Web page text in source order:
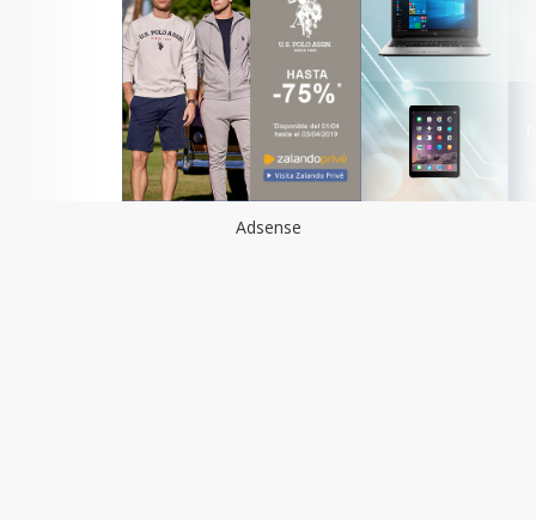
Adsense